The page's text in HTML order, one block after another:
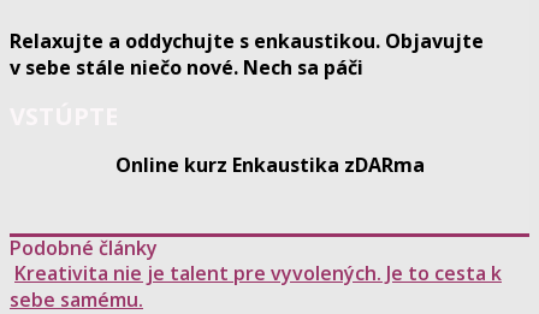
Relaxujte a oddychujte s enkaustikou. Objavujte
v sebe stále niečo nové. Nech sa páči
Online kurz Enkaustika zDARma
Podobné články
Kreativita nie je talent pre vyvolených. Je to cesta k
sebe samému.